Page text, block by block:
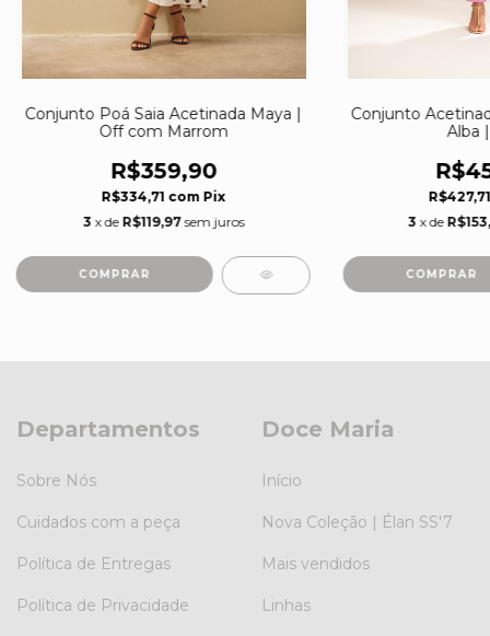
Conjunto Poá Saia Acetinada Maya |
Off com Marrom
R$359,90
R$334,71 com Pix
3 x de R$119,97 sem juros
COMPRAR
Conjunto
Alba
3 x de
COMPRAR
Departamentos
Sobre Nós
Cuidados com a peça
Política de Entregas
Política de Privacidade
Doce Maria
Início
Nova Coleção | Élan SS'7
Mais vendidos
Linhas